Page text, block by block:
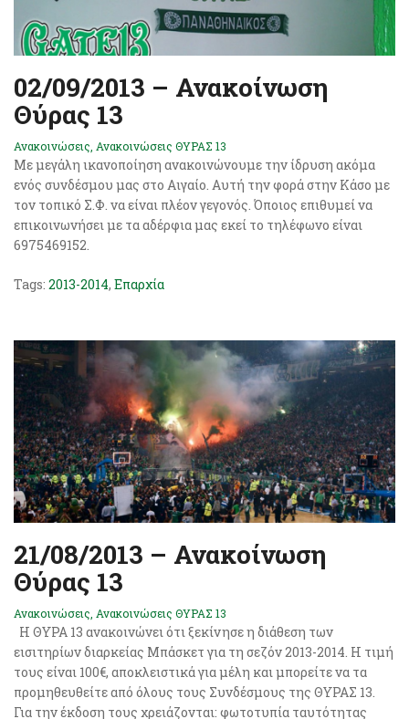
02/09/2013 – Ανακοίνωση
Θύρας 13
Ανακοινώσεις Ανακοινώσεις ΘΥΡΑΣ 13
Με μεγάλη ικανοποίηση ανακοινώνουμε την ίδρυση ακόμα
ενός συνδέσμου μας στο Αιγαίο. Αυτή την φορά στην Κάσο με
τον τοπικό Σ.Φ. να είναι πλέον γεγονός. Όποιος επιθυμεί να
επικοινωνήσει με τα αδέρφια μας εκεί το τηλέφωνο είναι
6975469152.
Tags: 2013-2014, Επαρχία
21/08/2013 – Ανακοίνωση
Θύρας 13
Ανακοινώσεις Ανακοινώσεις ΘΥΡΑΣ 13
Η ΘΥΡΑ 13 ανακοινώνει ότι ξεκίνησε η διάθεση των
εισιτηρίων διαρκείας Μπάσκετ για τη σεζόν 2013-2014. Η τιμή
τους είναι 100€, αποκλειστικά για μέλη και μπορείτε να τα
προμηθευθείτε από όλους τους Συνδέσμους της ΘΥΡΑΣ 13.
Για την έκδοση τους χρειάζονται: φωτοτυπία ταυτότητας